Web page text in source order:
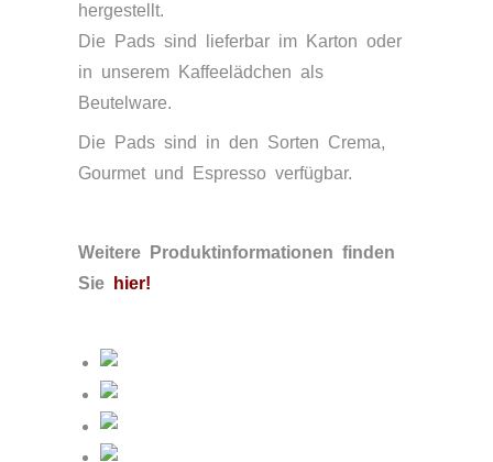
hergestellt.
Die Pads sind lieferbar im Karton oder
in unserem Kaffeelädchen als
Beutelware.
Die Pads sind in den Sorten Crema,
Gourmet und Espresso verfügbar.
Weitere Produktinformationen finden
Sie
hier!